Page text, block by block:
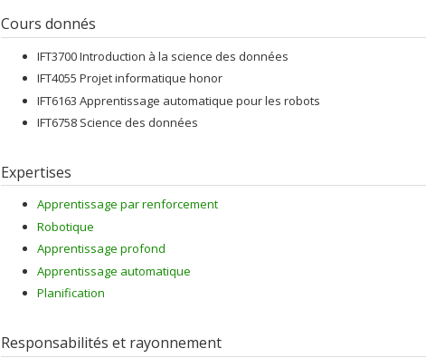
Cours donnés
IFT3700 Introduction à la science des données
IFT4055 Projet informatique honor
IFT6163 Apprentissage automatique pour les robots
IFT6758 Science des données
Expertises
Apprentissage par renforcement
Robotique
Apprentissage profond
Apprentissage automatique
Planification
Responsabilités et rayonnement